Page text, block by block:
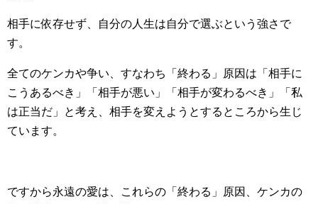
相手に依存せず、自分の人生は自分で選ぶという強さで
す。
全てのケンカや争い、すなわち「終わる」原因は「相手に
こうあるべき」「相手が悪い」「相手が変わるべき」「私
は正当だ」と考え、相手を変えようとするところから生じ
ています。
ですから永遠の愛は、これらの「終わる」原因、ケンカの